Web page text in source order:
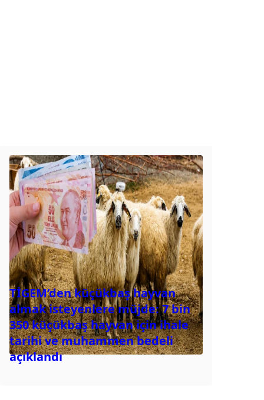
TİGEM’den küçükbaş hayvan
almak isteyenlere müjde: 7 bin
350 küçükbaş hayvan için ihale
tarihi ve muhammen bedeli
açıklandı